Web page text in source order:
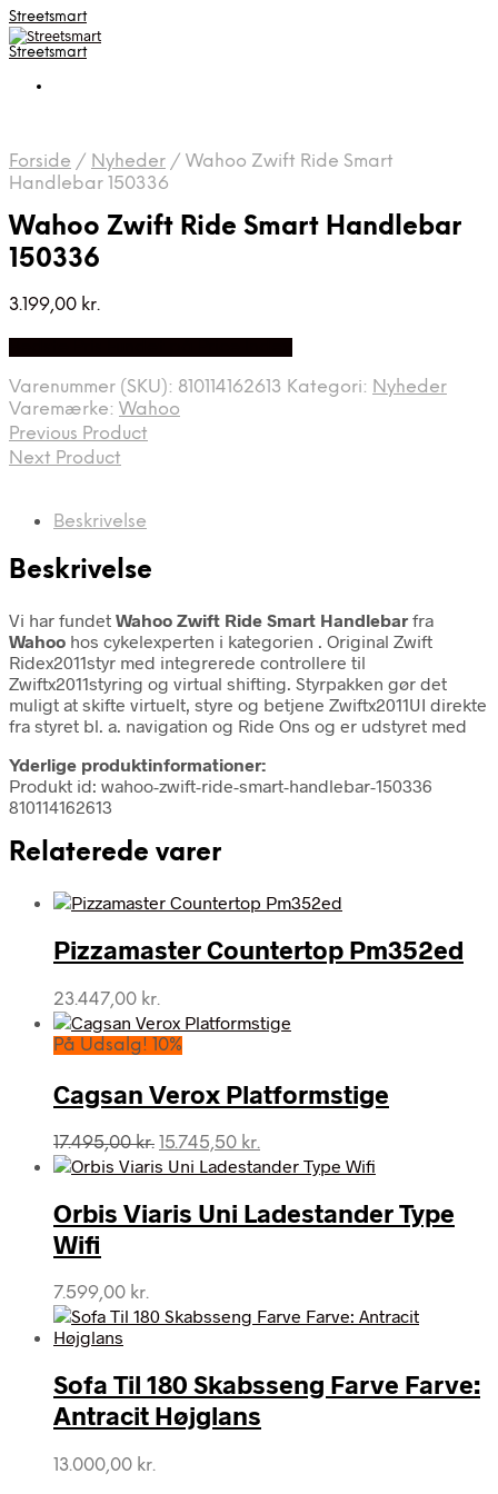
Streetsmart
Streetsmart
Forside / Nyheder / Wahoo Zwift Ride Smart
Handlebar 150336
Wahoo Zwift Ride Smart Handlebar
150336
3.199,00 kr.
Varenummer (SKU): 810114162613 Kategori: Nyheder
Varemærke: Wahoo
Previous Product
Next Product
Beskrivelse
Beskrivelse
Vi har fundet Wahoo Zwift Ride Smart Handlebar fra
Wahoo hos cykelexperten i kategorien . Original Zwift
Ridex2011styr med integrerede controllere til
Zwiftx2011styring og virtual shifting. Styrpakken gør det
muligt at skifte virtuelt, styre og betjene Zwiftx2011UI direkte
fra styret bl. a. navigation og Ride Ons og er udstyret med
Yderlige produktinformationer:
Produkt id: wahoo-zwift-ride-smart-handlebar-150336
810114162613
Relaterede varer
Pizzamaster Countertop Pm352ed
23.447,00 kr.
På Udsalg! 10%
Cagsan Verox Platformstige
17.495,00kr. Den
oprindelige
var:
17.495,00 kr..
15.745,50 kr.
aktuelle
er:
15.745,50 kr..
Orbis Viaris Uni Ladestander Type
Wifi
7.599,00 kr.
Sofa Til 180 Skabsseng Farve Farve:
Antracit Højglans
13.000,00 kr.